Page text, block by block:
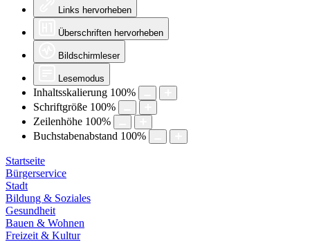
Links hervorheben
Überschriften hervorheben
Bildschirmleser
Lesemodus
Inhaltsskalierung 100%
Schriftgröße 100%
Zeilenhöhe 100%
Buchstabenabstand 100%
Startseite
Bürgerservice
Stadt
Bildung & Soziales
Gesundheit
Bauen & Wohnen
Freizeit & Kultur